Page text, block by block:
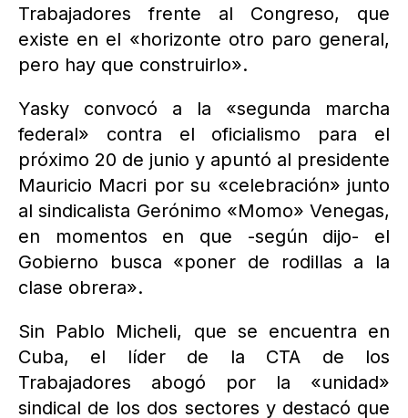
Trabajadores frente al Congreso, que
existe en el «horizonte otro paro general,
pero hay que construirlo».
Yasky convocó a la «segunda marcha
federal» contra el oficialismo para el
próximo 20 de junio y apuntó al presidente
Mauricio Macri por su «celebración» junto
al sindicalista Gerónimo «Momo» Venegas,
en momentos en que -según dijo- el
Gobierno busca «poner de rodillas a la
clase obrera».
Sin Pablo Micheli, que se encuentra en
Cuba, el líder de la CTA de los
Trabajadores abogó por la «unidad»
sindical de los dos sectores y destacó que